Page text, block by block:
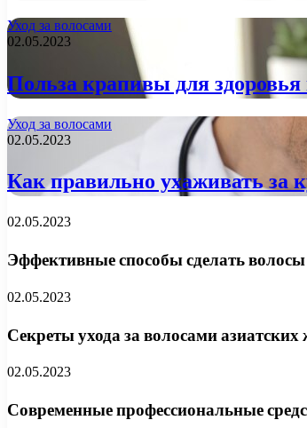
Уход за волосами
02.05.2023
Польза крапивы для здоровья
Уход за волосами
02.05.2023
Как правильно ухаживать за
02.05.2023
Эффективные способы сделать
02.05.2023
Секреты ухода за волосами
02.05.2023
Современные профессиональные